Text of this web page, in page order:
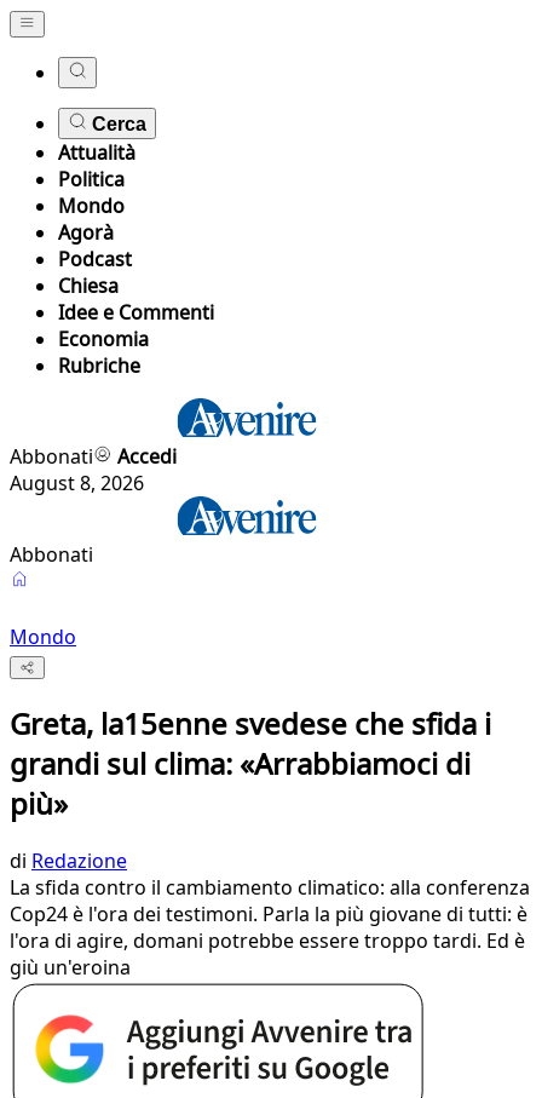
Cerca
Attualità
Politica
Mondo
Agorà
Podcast
Chiesa
Idee e Commenti
Economia
Rubriche
Abbonati
Accedi
August 8, 2026
Abbonati
Mondo
Greta, la15enne svedese che sfida i
grandi sul clima: «Arrabbiamoci di
più»
di Redazione
La sfida contro il cambiamento climatico: alla conferenza
Cop24 è l'ora dei testimoni. Parla la più giovane di tutti: è
l'ora di agire, domani potrebbe essere troppo tardi. Ed è
giù un'eroina